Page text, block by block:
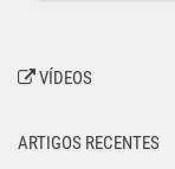
VÍDEOS
ARTIGOS RECENTES